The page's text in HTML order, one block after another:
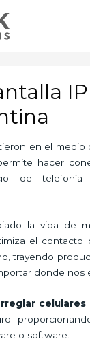
en el medio
hacer
de
la vida de
el contacto
trayendo
donde nos
celulares
o software.